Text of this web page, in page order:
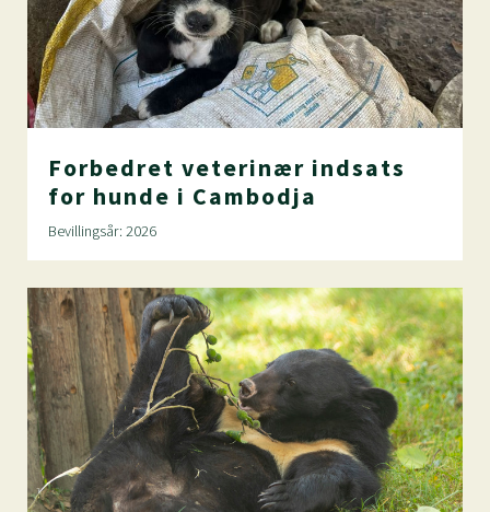
Forbedret veterinær indsats
for hunde i Cambodja
Bevillingsår: 2026